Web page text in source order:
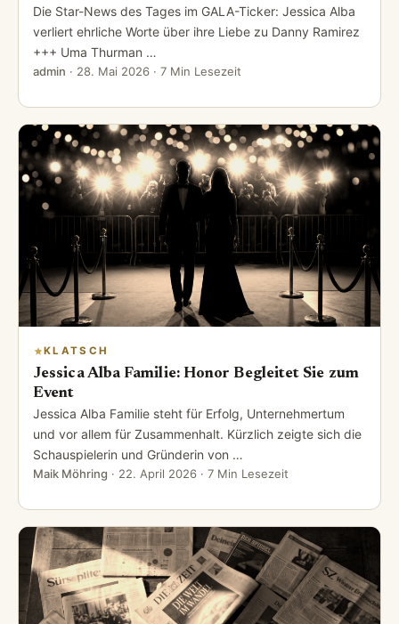
Die Star-News des Tages im GALA-Ticker: Jessica Alba
verliert ehrliche Worte über ihre Liebe zu Danny Ramirez
+++ Uma Thurman …
admin · 28. Mai 2026 · 7 Min Lesezeit
KLATSCH
Jessica Alba Familie: Honor Begleitet Sie zum
Event
Jessica Alba Familie steht für Erfolg, Unternehmertum
und vor allem für Zusammenhalt. Kürzlich zeigte sich die
Schauspielerin und Gründerin von …
Maik Möhring · 22. April 2026 · 7 Min Lesezeit